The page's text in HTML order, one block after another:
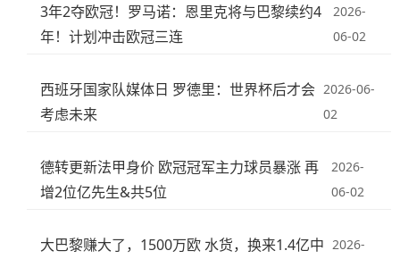
3年2夺欧冠！罗马诺：恩里克将与巴黎续约4
年！计划冲击欧冠三连
2026-
06-02
西班牙国家队媒体日 罗德里：世界杯后才会
考虑未来
2026-06-
02
德转更新法甲身价 欧冠冠军主力球员暴涨 再
增2位亿先生&共5位
2026-
06-02
大巴黎赚大了，1500万欧 水货，换来1.4亿中 2026-